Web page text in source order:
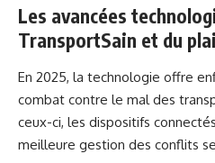
Les avancées
TransportSain et du
En 2025, la technologie offre
combat contre le mal des
ceux-ci, les dispositifs
meilleure gestion des conflits